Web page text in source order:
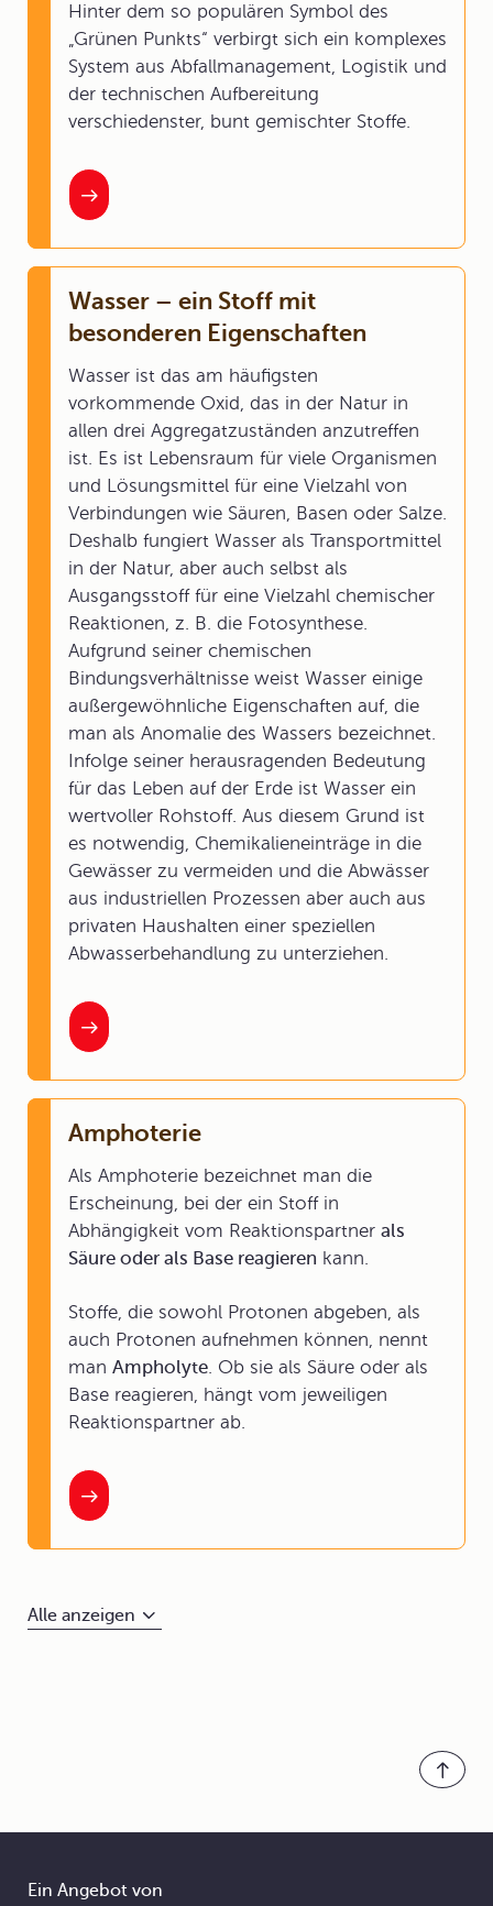
Hinter dem so populären Symbol des
„Grünen Punkts“ verbirgt sich ein komplexes
System aus Abfallmanagement, Logistik und
der technischen Aufbereitung
verschiedenster, bunt gemischter Stoffe.
Wasser – ein Stoff mit
besonderen Eigenschaften
Wasser ist das am häufigsten
vorkommende Oxid, das in der Natur in
allen drei Aggregatzuständen anzutreffen
ist. Es ist Lebensraum für viele Organismen
und Lösungsmittel für eine Vielzahl von
Verbindungen wie Säuren, Basen oder Salze.
Deshalb fungiert Wasser als Transportmittel
in der Natur, aber auch selbst als
Ausgangsstoff für eine Vielzahl chemischer
Reaktionen, z. B. die Fotosynthese.
Aufgrund seiner chemischen
Bindungsverhältnisse weist Wasser einige
außergewöhnliche Eigenschaften auf, die
man als Anomalie des Wassers bezeichnet.
Infolge seiner herausragenden Bedeutung
für das Leben auf der Erde ist Wasser ein
wertvoller Rohstoff. Aus diesem Grund ist
es notwendig, Chemikalieneinträge in die
Gewässer zu vermeiden und die Abwässer
aus industriellen Prozessen aber auch aus
privaten Haushalten einer speziellen
Abwasserbehandlung zu unterziehen.
Amphoterie
Als Amphoterie bezeichnet man die
Erscheinung, bei der ein Stoff in
Abhängigkeit vom Reaktionspartner als
Säure oder als Base reagieren kann.
Stoffe, die sowohl Protonen abgeben, als
auch Protonen aufnehmen können, nennt
man Ampholyte. Ob sie als Säure oder als
Base reagieren, hängt vom jeweiligen
Reaktionspartner ab.
Alle anzeigen
Ein Angebot von